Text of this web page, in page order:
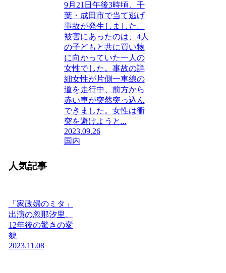
9月21日午後3時頃、千
葉・成田市で当て逃げ
事故が発生しました。
被害にあったのは、4人
の子どもと共に買い物
に向かっていた一人の
女性でした。事故の詳
細女性が片側一車線の
道を走行中、前方から
赤い車が突然突っ込ん
できました。女性は衝
突を避けようと...
2023.09.26
国内
人気記事
「家政婦のミタ」
出演の忽那汐里、
12年後の驚きの変
貌
2023.11.08